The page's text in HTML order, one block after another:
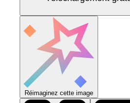
Réimaginez cette image